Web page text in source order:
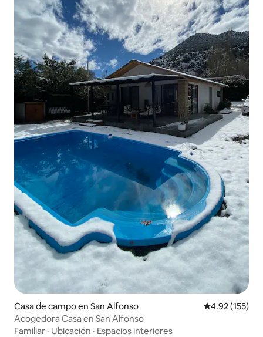
Casa de campo en San Alfonso Calificación
4.92 (155)
Acogedora Casa en San Alfonso
Familiar · Ubicación · Espacios interiores